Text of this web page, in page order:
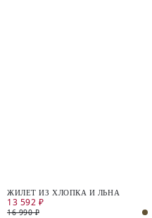
ЖИЛЕТ ИЗ ХЛОПКА И ЛЬНА
13 592 ₽
16 990 ₽